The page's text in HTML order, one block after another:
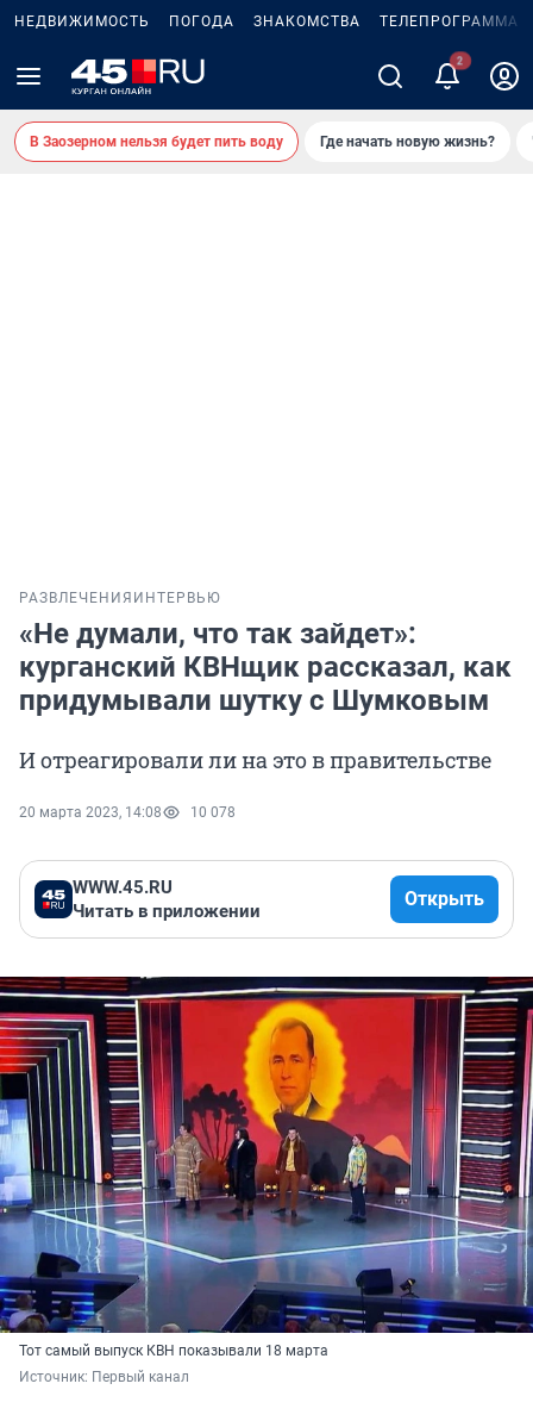
НЕДВИЖИМОСТЬ ПОГОДА ЗНАКОМСТВА ТЕЛЕПРОГРАММА
В Заозерном нельзя будет пить воду Где начать новую жизнь?
РАЗВЛЕЧЕНИЯ ИНТЕРВЬЮ
«Не думали, что так зайдет»:
курганский КВНщик рассказал, как
придумывали шутку с Шумковым
И отреагировали ли на это в правительстве
20 марта 2023, 14:08 10 078
WWW.45.RU
Читать в приложении
Открыть
Тот самый выпуск КВН показывали 18 марта
Источник: Первый канал